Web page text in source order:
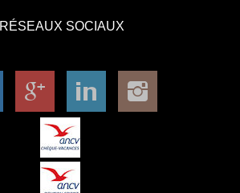
RÉSEAUX SOCIAUX